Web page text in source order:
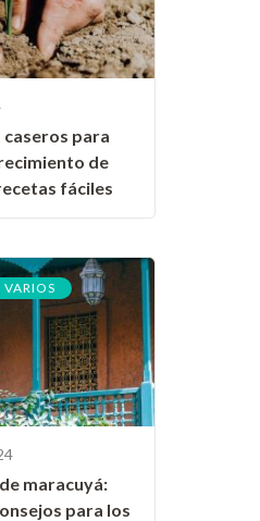
para
de
fáciles
VARIOS
maracuyá:
para los